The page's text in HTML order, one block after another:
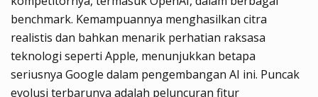
benchmark. Kemampuannya menghasilkan citra
realistis dan bahkan menarik perhatian raksasa
teknologi seperti Apple, menunjukkan betapa
seriusnya Google dalam pengembangan AI ini. Puncak
evolusi terbarunya adalah peluncuran fitur